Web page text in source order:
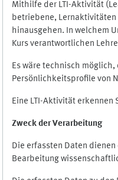
Mithilfe der LTI-Aktivität
betriebene, Lernaktivitäten
hinausgehen. In welchem
Kurs verantwortlichen
Es wäre technisch
Persönlichkeitsprofile von
Eine LTI-Aktivität
Zweck der Verarbeitung
Die erfassten Daten
Bearbeitung